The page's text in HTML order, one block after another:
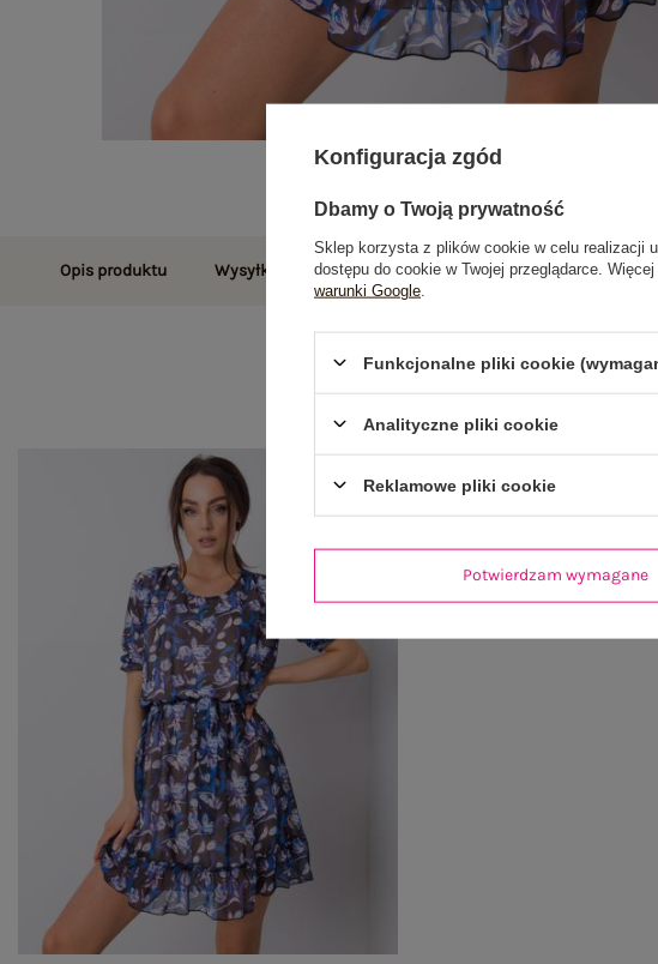
Opis produktu Wysyłka i dostawa Zwroty i reklamacje Opinie
Konfiguracja zgód
Dbamy o Twoją prywatność
Sklep korzysta z plików cookie w celu realizacji
dostępu do cookie w Twojej przeglądarce.
warunki Google
Funkcjonalne pliki cookie
Analityczne pliki cookie
Reklamowe pliki cookie
Potwierdzam wymagane